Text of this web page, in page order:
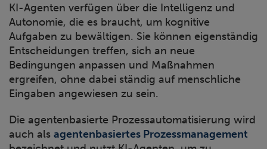
KI-Agenten verfügen über die Intelligenz und
Autonomie, die es braucht, um kognitive
Aufgaben zu bewältigen. Sie können eigenständig
Entscheidungen treffen, sich an neue
Bedingungen anpassen und Maßnahmen
ergreifen, ohne dabei ständig auf menschliche
Eingaben angewiesen zu sein.
Die agentenbasierte Prozessautomatisierung wird
auch als agentenbasiertes Prozessmanagement